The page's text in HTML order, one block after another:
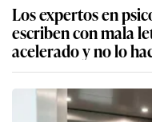
Los expertos en
escriben con mala
acelerado y no lo